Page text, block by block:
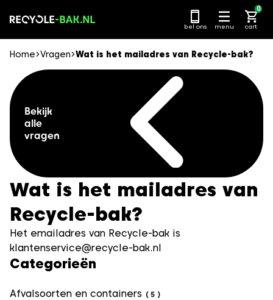
naar
bel ons menu cart
0
Home Vragen Wat is het mailadres van Recycle-bak?
Categorieën
Afvalsoorten en containers ( 5 )
Bekijk
alle
vragen
Wat is het mailadres van
Recycle-bak?
Het emailadres van Recycle-bak is
klantenservice@recycle-bak.nl